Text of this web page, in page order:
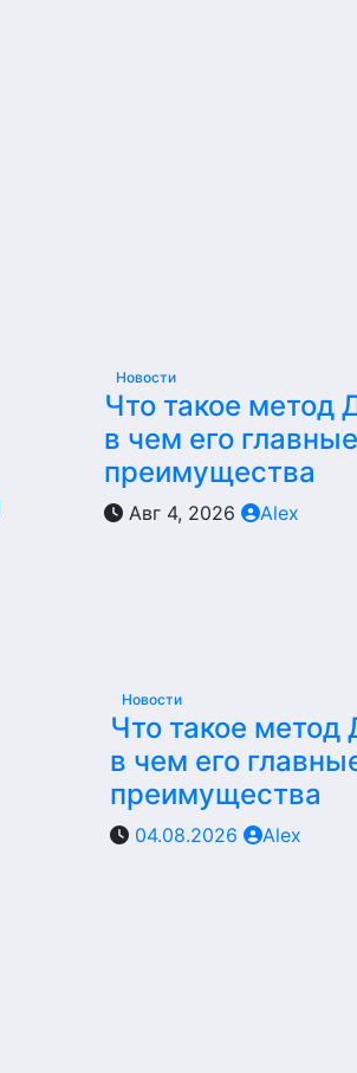
Новости
Что такое метод
в чем его главные
преимущества
Авг 4, 2026 Alex
Новости
Что такое
в чем его
преимущества
04.08.2026 Alex